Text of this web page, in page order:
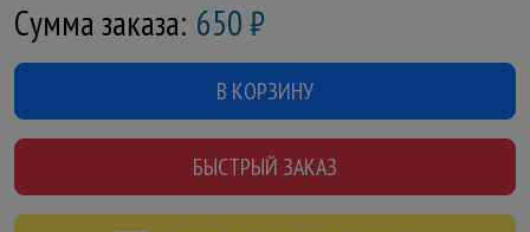
Сумма заказа: 650 ₽
В КОРЗИНУ
БЫСТРЫЙ ЗАКАЗ